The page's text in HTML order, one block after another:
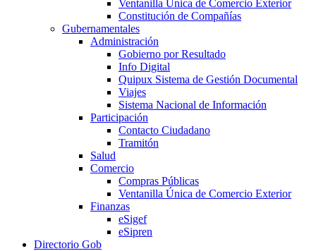
Ventanilla Única de Comercio Exterior
Constitución de Compañías
Gubernamentales
Administración
Gobierno por Resultado
Info Digital
Quipux Sistema de Gestión Documental
Viajes
Sistema Nacional de Información
Participación
Contacto Ciudadano
Tramitón
Salud
Comercio
Compras Públicas
Ventanilla Única de Comercio Exterior
Finanzas
eSigef
eSipren
Directorio Gob